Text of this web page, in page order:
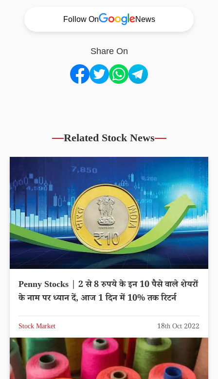
Follow On News
Share On
Related Stock News
Penny Stocks | 2 से 8 रुपये के इन 10 पैसे वाले शेयरों
के नाम पर ध्यान दें, आज 1 दिन में 10% तक रिटर्न
Stock Market 18th Oct 2022